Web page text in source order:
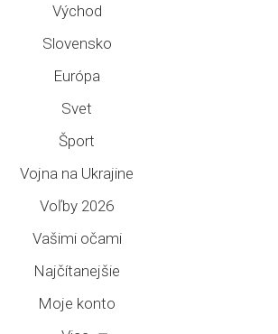
Východ
Slovensko
Európa
Svet
Šport
Vojna na Ukrajine
Voľby 2026
Vašimi očami
Najčítanejšie
Moje konto